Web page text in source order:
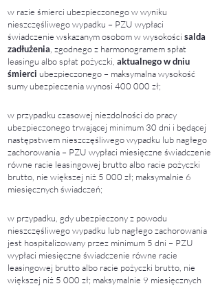
w razie śmierci ubezpieczonego w wyniku
nieszczęśliwego wypadku – PZU wypłaci
świadczenie wskazanym osobom w wysokości salda
zadłużenia , zgodnego z harmonogramem spłat
leasingu albo spłat pożyczki, aktualnego w dniu
śmierci ubezpieczonego – maksymalna wysokość
sumy ubezpieczenia wynosi 400 000 zł;
w przypadku czasowej niezdolności do pracy
ubezpieczonego trwającej minimum 30 dni i będącej
następstwem nieszczęśliwego wypadku lub nagłego
zachorowania – PZU wypłaci miesięczne świadczenie
równe racie leasingowej brutto albo racie pożyczki
brutto, nie większej niż 5 000 zł; maksymalnie 6
miesięcznych świadczeń;
w przypadku, gdy ubezpieczony z powodu
nieszczęśliwego wypadku lub nagłego zachorowania
jest hospitalizowany przez minimum 5 dni – PZU
wypłaci miesięczne świadczenie równe racie
leasingowej brutto albo racie pożyczki brutto, nie
większej niż 5 000 zł; maksymalnie 9 miesięcznych